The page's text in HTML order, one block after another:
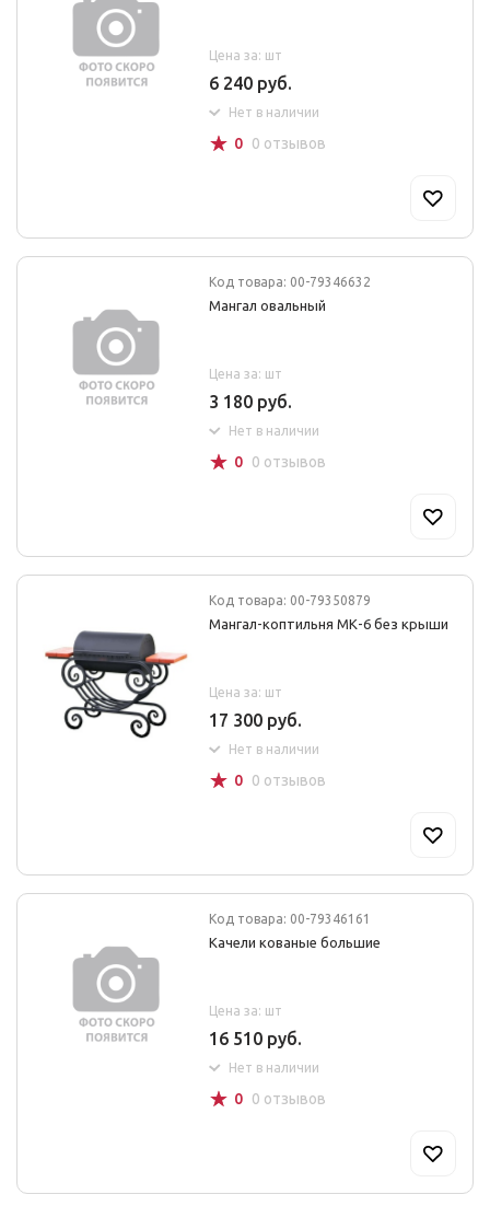
Цена за: шт
6 240 руб.
Нет в наличии
☆ 0 0 отзывов
Код товара: 00-79346632
Мангал овальный
Цена за: шт
3 180 руб.
Нет в наличии
☆ 0 0 отзывов
Код товара: 00-79350879
Мангал-коптильня МК-6 без крыши
Цена за: шт
17 300 руб.
Нет в наличии
☆ 0 0 отзывов
Код товара: 00-79346161
Качели кованые большие
Цена за: шт
16 510 руб.
Нет в наличии
☆ 0 0 отзывов